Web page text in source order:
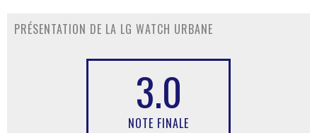
PRÉSENTATION DE LA LG WATCH URBANE
3.0
NOTE FINALE